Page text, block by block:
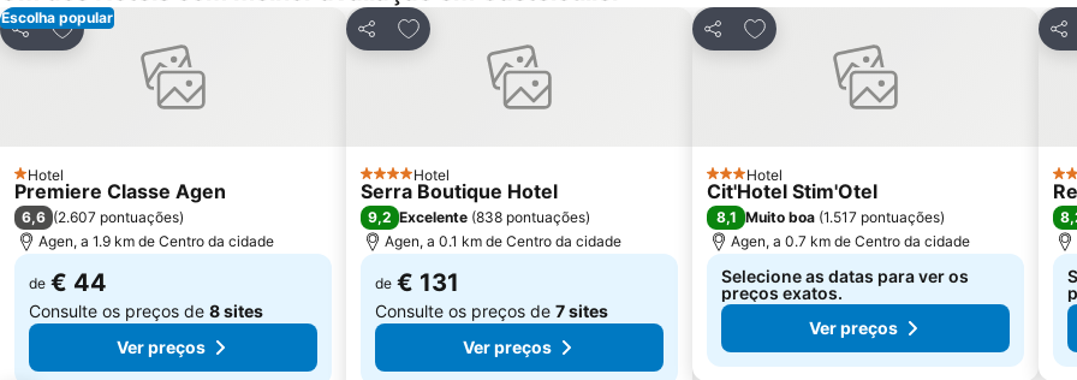
Escolha popular
Partilhar
Adicionar aos favoritos
1 Estrelas
Hotel
Premiere Classe Agen
6,6 (2.607 pontuações)
Agen, a 1.9 km de Centro da cidade
de € 44
Consulte os preços de 8 sites
Ver preços
Partilhar
Adicionar aos favoritos
4 Estrelas
Hotel
Serra Boutique Hotel
9,2 Excelente (838 pontuações)
Agen, a 0.1 km de Centro da cidade
de € 131
Consulte os preços de 7 sites
Ver preços
Partilhar
Adicionar aos favoritos
3 Estrelas
Hotel
Cit'Hotel Stim'Otel
8,1 Muito boa (1.517 pontuações)
Agen, a 0.7 km de Centro da cidade
Selecione as datas para ver os
preços exatos.
Ver preços
2